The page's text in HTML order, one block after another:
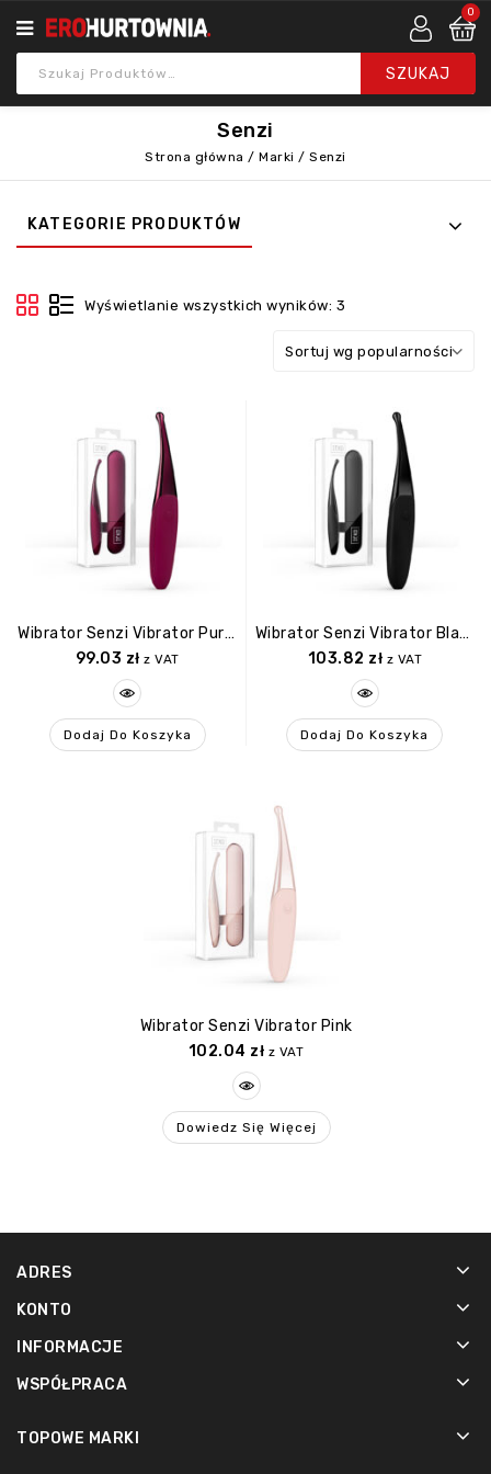
0
Senzi
Strona główna /Marki /Senzi
KATEGORIE PRODUKTÓW
Wyświetlanie wszystkich wyników: 3
Sortuj wg popularności
Wibrator Senzi Vibrator Purple
99.03 zł z VAT
Dodaj Do Koszyka
Wibrator Senzi Vibrator Black
103.82 zł z VAT
Dodaj Do Koszyka
Wibrator Senzi Vibrator Pink
102.04 zł z VAT
Dowiedz Się Więcej
ADRES
KONTO
INFORMACJE
WSPÓŁPRACA
TOPOWE MARKI